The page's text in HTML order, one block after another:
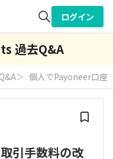
検索
ログイン
過去Q&A
＞ 個人でPayoneer口座
引手数料の改